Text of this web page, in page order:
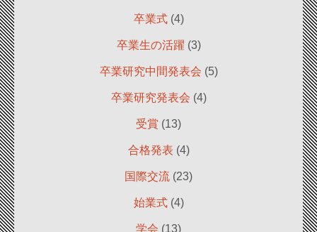
卒業式(4)
卒業生の活躍 (3)
卒業研究中間発表会 (5)
卒業研究発表会 (4)
受賞 (13)
合格発表 (4)
国際交流 (23)
始業式(4)
学会 (13)